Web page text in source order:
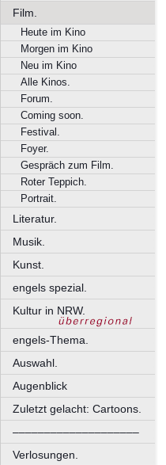
Film.
Heute im Kino
Morgen im Kino
Neu im Kino
Alle Kinos.
Forum.
Coming soon.
Festival.
Foyer.
Gespräch zum Film.
Roter Teppich.
Portrait.
Literatur.
Musik.
Kunst.
engels spezial.
Kultur in NRW.
engels-Thema.
Auswahl.
Augenblick
Zuletzt gelacht: Cartoons.
––––––––––––––––––––
Verlosungen.